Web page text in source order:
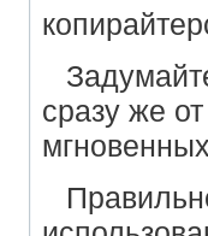
сразу же